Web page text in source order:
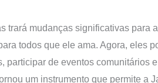
trará mudanças significativas para
todos que ele ama. Agora, eles
participar de eventos comunitários
um instrumento que permite a